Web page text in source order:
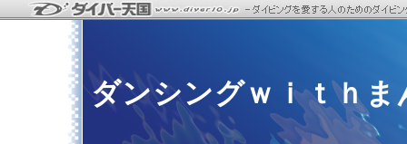
ダンシングｗｉｔｈま